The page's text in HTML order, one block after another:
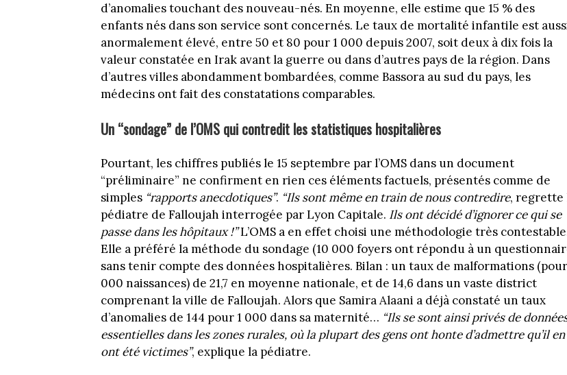
d’anomalies touchant des nouveau-nés. En moyenne, elle estime que 15 % des
enfants nés dans son service sont concernés. Le taux de mortalité infantile est
anormalement élevé, entre 50 et 80 pour 1 000 depuis 2007, soit deux à dix fois la
valeur constatée en Irak avant la guerre ou dans d’autres pays de la région. Dans
d’autres villes abondamment bombardées, comme Bassora au sud du pays, les
médecins ont fait des constatations comparables.
Un “sondage” de l’OMS qui contredit les statistiques hospitalières
Pourtant, les chiffres publiés le 15 septembre par l’OMS dans un document
“préliminaire” ne confirment en rien ces éléments factuels, présentés comme de
simples “rapports anecdotiques”. “Ils sont même en train de nous contredire, regrette
pédiatre de Falloujah interrogée par Lyon Capitale. Ils ont décidé d’ignorer ce qui se
passe dans les hôpitaux !”L’OMS a en effet choisi une méthodologie très
Elle a préféré la méthode du sondage (10 000 foyers ont répondu à un
sans tenir compte des données hospitalières. Bilan : un taux de malformations
000 naissances) de 21,7 en moyenne nationale, et de 14,6 dans un vaste district
comprenant la ville de Falloujah. Alors que Samira Alaani a déjà constaté un taux
d’anomalies de 144 pour 1 000 dans sa maternité… “Ils se sont ainsi privés de
essentielles dans les zones rurales, où la plupart des gens ont honte d’admettre qu’il en
ont été victimes”, explique la pédiatre.